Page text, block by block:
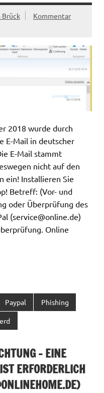
Brück
Kommentar
2018 wurde durch
E-Mail in deutscher
E-Mail stammt
nicht auf den
ein! Installieren Sie
Betreff: (Vor- und
oder Überprüfung des
(service@online.de)
Online
Paypal Phishing
– EINE
ERFORDERLICH
)